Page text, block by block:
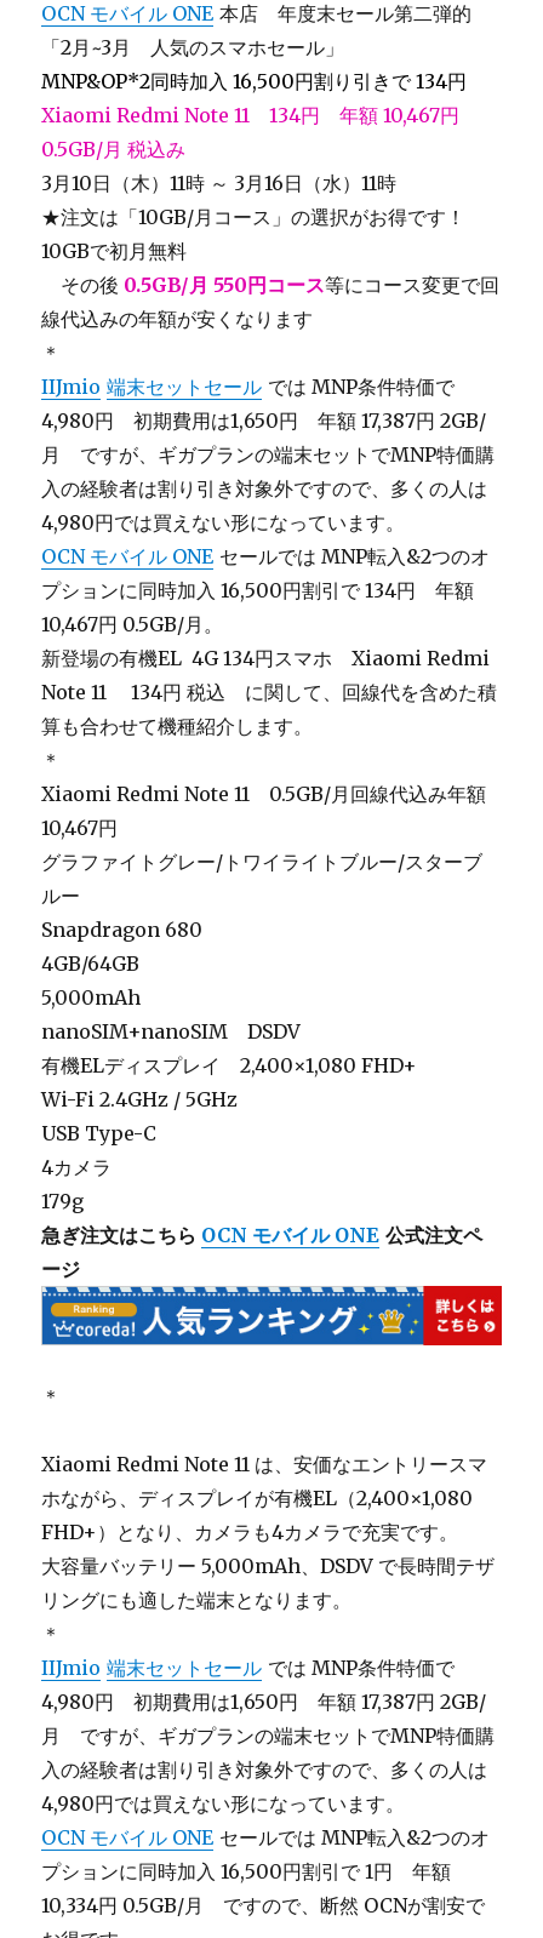
OCN モバイル ONE 本店 年度末セール第二弾的
「2月~3月 人気のスマホセール」
MNP&OP*2同時加入 16,500円割り引きで 134円
Xiaomi Redmi Note 11 134円 年額 10,467円
0.5GB/月 税込み
3月10日（木）11時 ～ 3月16日（水）11時
★注文は「10GB/月コース」の選択がお得です！
10GBで初月無料
その後 0.5GB/月 550円コース等にコース変更で回
線代込みの年額が安くなります
＊
IIJmio 端末セットセール では MNP条件特価で
4,980円 初期費用は1,650円 年額 17,387円 2GB/
月 ですが、ギガプランの端末セットでMNP特価購
入の経験者は割り引き対象外ですので、多くの人は
4,980円では買えない形になっています。
OCN モバイル ONE セールでは MNP転入&2つのオ
プションに同時加入 16,500円割引で 134円 年額
10,467円 0.5GB/月。
新登場の有機EL 4G 134円スマホ Xiaomi Redmi
Note 11 134円 税込 に関して、回線代を含めた積
算も合わせて機種紹介します。
＊
Xiaomi Redmi Note 11 0.5GB/月回線代込み年額
10,467円
グラファイトグレー/トワイライトブルー/スターブ
ルー
Snapdragon 680
4GB/64GB
5,000mAh
nanoSIM+nanoSIM DSDV
有機ELディスプレイ 2,400×1,080 FHD+
Wi-Fi 2.4GHz / 5GHz
USB Type-C
4カメラ
179g
急ぎ注文はこちら OCN モバイル ONE 公式注文ペ
ージ
＊
Xiaomi Redmi Note 11 は、安価なエントリースマ
ホながら、ディスプレイが有機EL（2,400×1,080
FHD+）となり、カメラも4カメラで充実です。
大容量バッテリー 5,000mAh、DSDV で長時間テザ
リングにも適した端末となります。
＊
IIJmio 端末セットセール では MNP条件特価で
4,980円 初期費用は1,650円 年額 17,387円 2GB/
月 ですが、ギガプランの端末セットでMNP特価購
入の経験者は割り引き対象外ですので、多くの人は
4,980円では買えない形になっています。
OCN モバイル ONE セールでは MNP転入&2つのオ
プションに同時加入 16,500円割引で 1円 年額
10,334円 0.5GB/月 ですので、断然 OCNが割安で